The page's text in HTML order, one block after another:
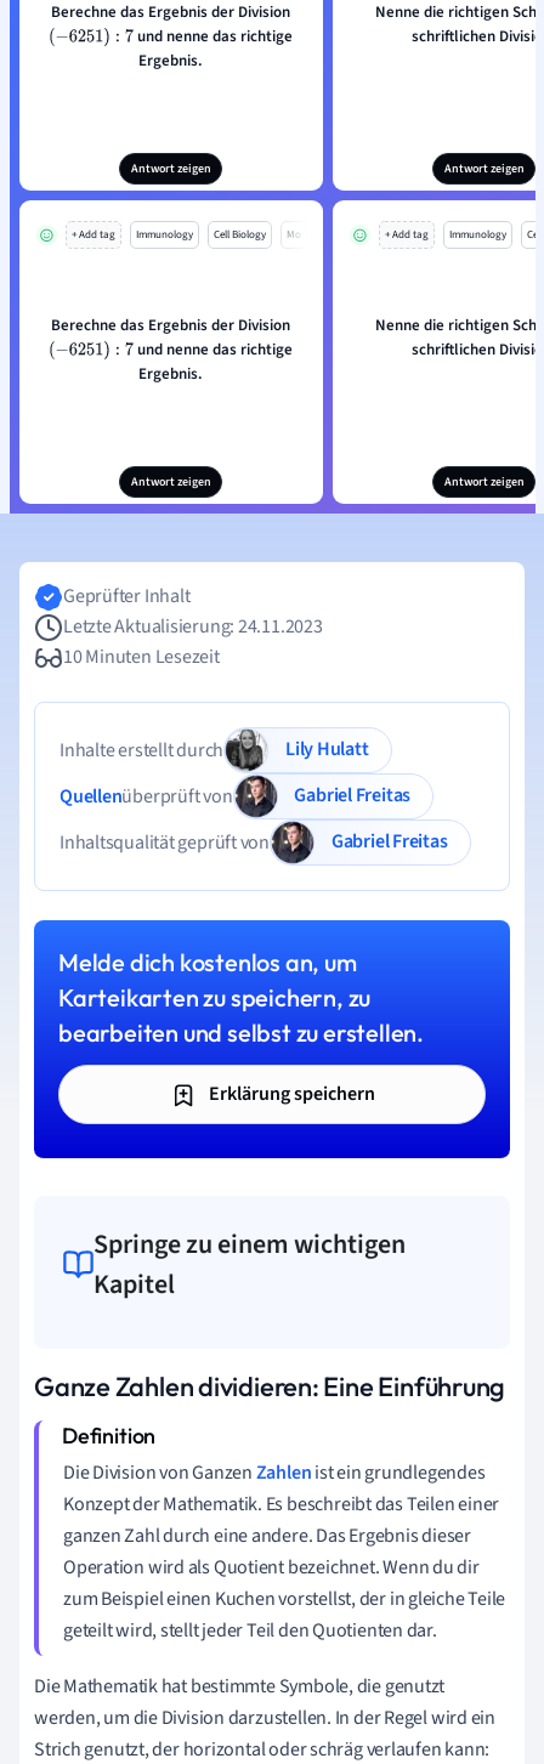
(−6251):7
und nenne das richtige
Ergebnis.
Antwort zeigen
Nenne die richtigen
schriftlichen
Antwort zeigen
+ Add tag Immunology Cell Biology Mo
(−6251):7
und nenne das richtige
Ergebnis.
Antwort zeigen
+ Add tag Immunology
Nenne die richtigen
schriftlichen
Antwort zeigen
Geprüfter Inhalt
Letzte Aktualisierung: 24.11.2023
10 Minuten Lesezeit
Inhalte erstellt durch
Lily Hulatt
Quellenüberprüft von
Gabriel Freitas
Inhaltsqualität geprüft von
Gabriel Freitas
Melde dich kostenlos an, um
Karteikarten zu speichern, zu
bearbeiten und selbst zu erstellen.
Erklärung speichern
Springe zu einem wichtigen
Kapitel
Ganze Zahlen dividieren: Eine Einführung
Die Division von GanzenZahlenist ein grundlegendes
Konzept der Mathematik. Es beschreibt das Teilen einer
ganzen Zahl durch eine andere. Das Ergebnis dieser
Operation wird als Quotient bezeichnet. Wenn du dir
zum Beispiel einen Kuchen vorstellst, der in gleiche Teile
geteilt wird, stellt jeder Teil den Quotienten dar.
Die Mathematik hat bestimmte Symbole, die genutzt
werden, um die Division darzustellen. In der Regel wird ein
Strich genutzt, der horizontal oder schräg verlaufen kann: